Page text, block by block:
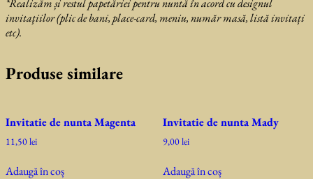
*Realizăm și restul papetăriei pentru nuntă în acord cu designul
invitațiilor (plic de bani, place-card, meniu, număr masă, listă invitați
etc).
Produse similare
Invitatie de nunta Magenta
11,50lei
Adaugă în coș
Invitatie de nunta Mady
9,00lei
Adaugă în coș